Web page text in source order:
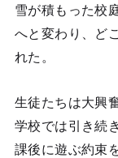
雪が積もった校
へと変わり、ど
れた。
生徒たちは大興
学校では引き続
課後に遊ぶ約束